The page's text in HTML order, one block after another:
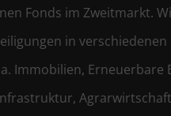
Fonds im Zweitmarkt.
in verschiedenen
Immobilien, Erneuerbare